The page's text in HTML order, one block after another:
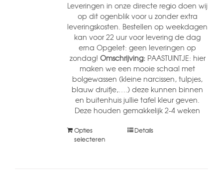
Leveringen in onze directe regio doen wij
op dit ogenblik voor u zonder extra
leveringskosten. Bestellen op weekdagen
kan voor 22 uur voor levering de dag
erna Opgelet: geen leveringen op
zondag! Omschrijving: PAASTUINTJE: hier
maken we een mooie schaal met
bolgewassen (kleine narcissen, tulpjes,
blauw druifje,….) deze kunnen binnen
en buitenhuis jullie tafel kleur geven.
Deze houden gemakkelijk 2-4 weken
Opties
selecteren
Details